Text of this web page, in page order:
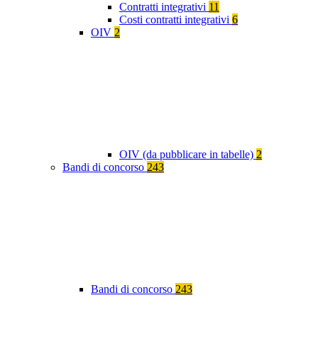
Contratti integrativi 11
Costi contratti integrativi 6
OIV 2
OIV (da pubblicare in tabelle) 2
Bandi di concorso 243
Bandi di concorso 243